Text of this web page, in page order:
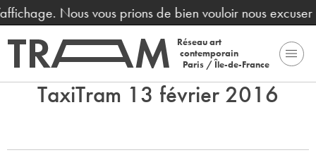
Nous vous prions de bien vouloir nous excuser
Réseau art
contemporain
Paris / Île-de-France
TaxiTram 13 février 2016